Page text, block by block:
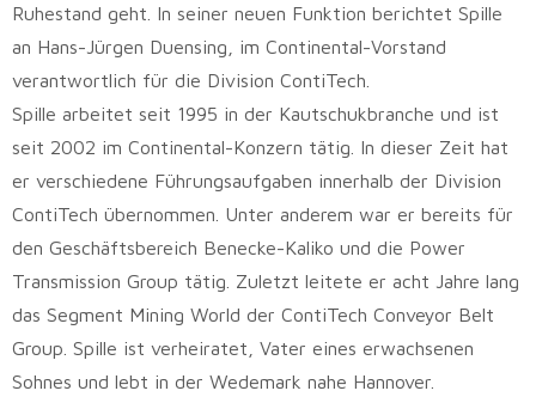
Ruhestand geht. In seiner neuen Funktion berichtet Spille
an Hans-Jürgen Duensing, im Continental-Vorstand
verantwortlich für die Division ContiTech.
Spille arbeitet seit 1995 in der Kautschukbranche und ist
seit 2002 im Continental-Konzern tätig. In dieser Zeit hat
er verschiedene Führungsaufgaben innerhalb der Division
ContiTech übernommen. Unter anderem war er bereits für
den Geschäftsbereich Benecke-Kaliko und die Power
Transmission Group tätig. Zuletzt leitete er acht Jahre lang
das Segment Mining World der ContiTech Conveyor Belt
Group. Spille ist verheiratet, Vater eines erwachsenen
Sohnes und lebt in der Wedemark nahe Hannover.